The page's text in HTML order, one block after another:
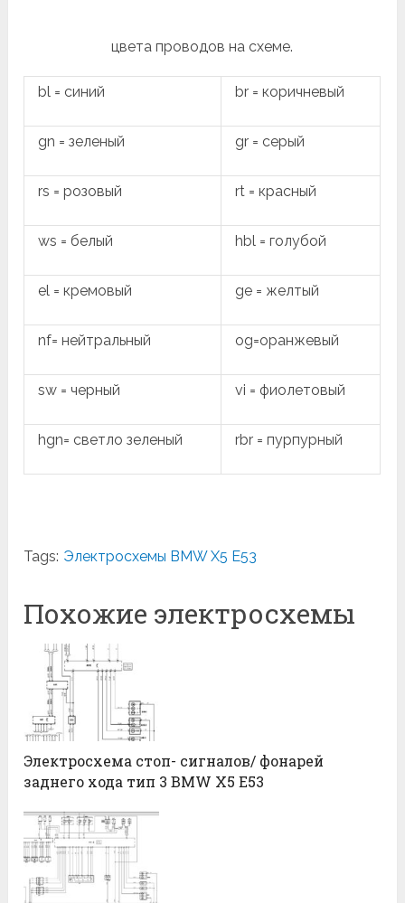
цвета проводов на схеме.
bl = синий br = коричневый
gn = зеленый gr = серый
rs = розовый rt = красный
ws = белый hbl = голубой
el = кремовый ge = желтый
nf= нейтральный og=оранжевый
sw = черный vi = фиолетовый
hgn= светло зеленый rbr = пурпурный
Tags: Электросхемы BMW X5 E53
Похожие электросхемы
Электросхема стоп- сигналов/ фонарей
заднего хода тип 3 BMW X5 E53